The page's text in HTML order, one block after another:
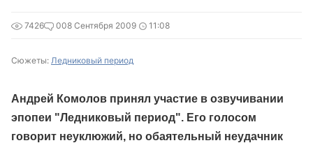
7426 008 Сентября 2009 11:08
Сюжеты: Ледниковый период
Андрей Комолов принял участие в озвучивании
эпопеи "Ледниковый период". Его голосом
говорит неуклюжий, но обаятельный неудачник